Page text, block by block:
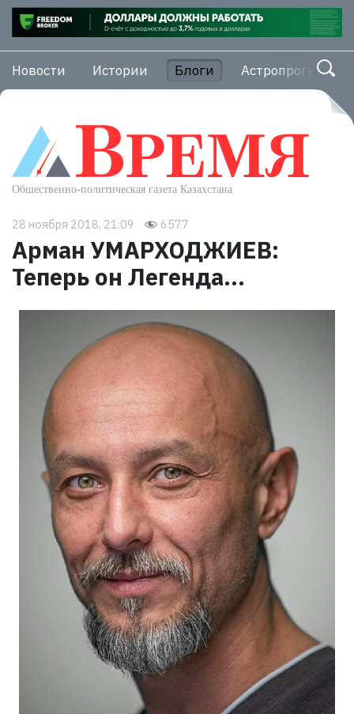
Новости Истории Блоги Астропрогноз
28 ноября 2018, 21:09 6577
Арман УМАРХОДЖИЕВ:
Теперь он Легенда...